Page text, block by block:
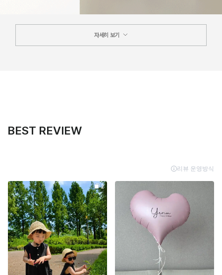
자세히 보기
BEST REVIEW